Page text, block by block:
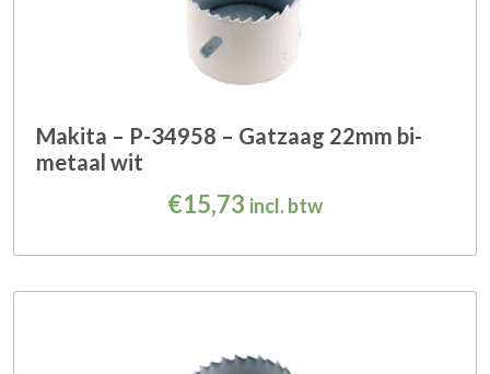
Makita – P-34958 – Gatzaag 22mm bi-
metaal wit
€15,73 incl. btw